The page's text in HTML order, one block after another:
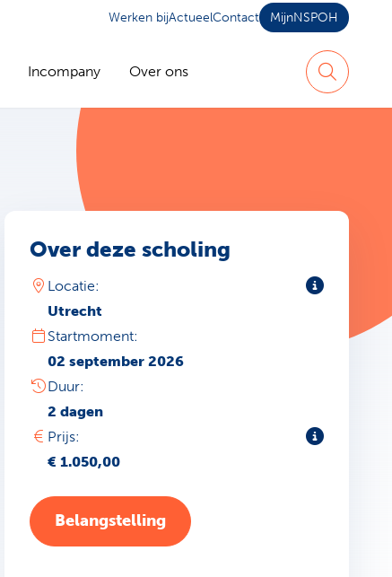
Werken bijActueelContact MijnNSPOH
Incompany Over ons
Zoeken
Over deze scholing
Locatie:
Utrecht
Startmoment:
02 september 2026
Duur:
2 dagen
Prijs:
€ 1.050,00
Belangstelling